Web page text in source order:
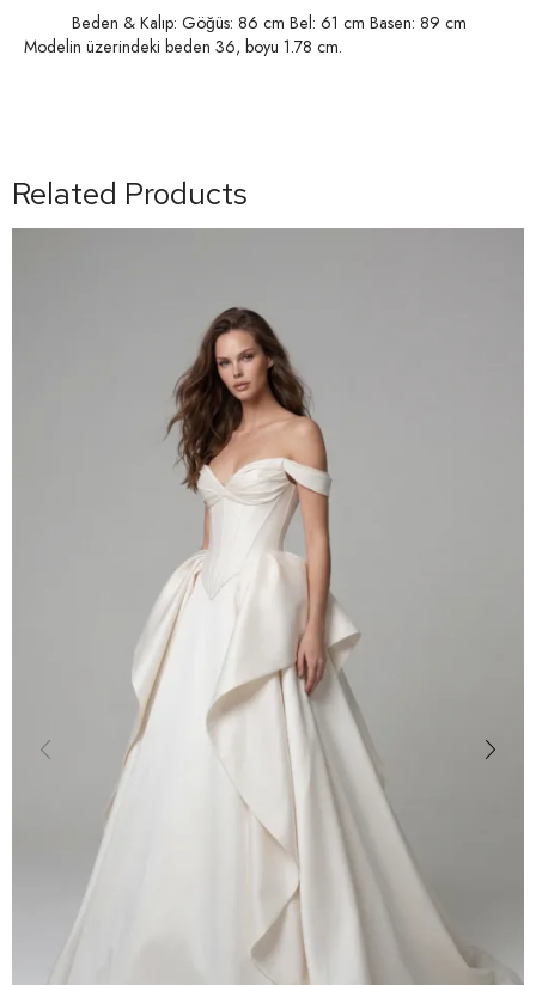
Beden & Kalıp: Göğüs: 86 cm Bel: 61 cm Basen: 89 cm
Modelin üzerindeki beden 36, boyu 1.78 cm.
Related Products